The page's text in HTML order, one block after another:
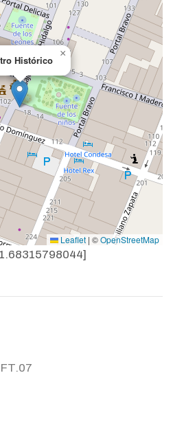
Histórico
×
Leaflet | ©OpenStreetMap